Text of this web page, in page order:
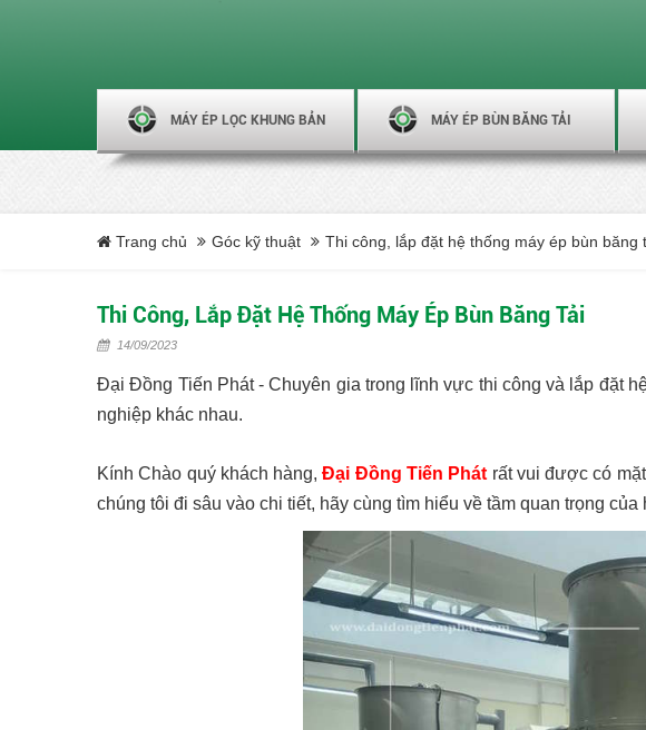
MÁY ÉP LỌC KHUNG BẢN MÁY ÉP BÙN BĂNG TẢI
Trang chủ Góc kỹ thuật Thi công, lắp đặt hệ thống máy ép bùn băng
Thi Công, Lắp Đặt Hệ Thống Máy Ép Bùn Băng Tải
14/09/2023
Đại Đồng Tiến Phát - Chuyên gia trong lĩnh vực thi công và lắp đặt
nghiệp khác nhau.
Kính Chào quý khách hàng,Đại Đồng Tiến Phát rất vui được có
chúng tôi đi sâu vào chi tiết, hãy cùng tìm hiểu về tầm quan trọng